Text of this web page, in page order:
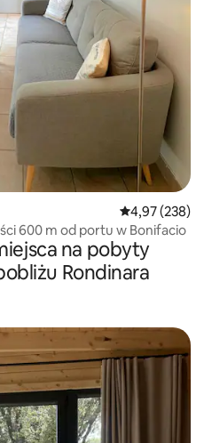
Średnia
4,97 (238)
600 m od portu w Bonifacio
na pobyty
Rondinara